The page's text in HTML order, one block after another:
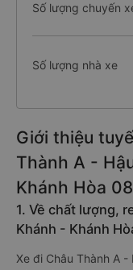
Số lượng chuyến
Số lượng nhà xe
Giới thiệu
Thành A -
Khánh Hòa
1. Về chất lượng,
Khánh - Khánh
Xe đi Châu Thành A -